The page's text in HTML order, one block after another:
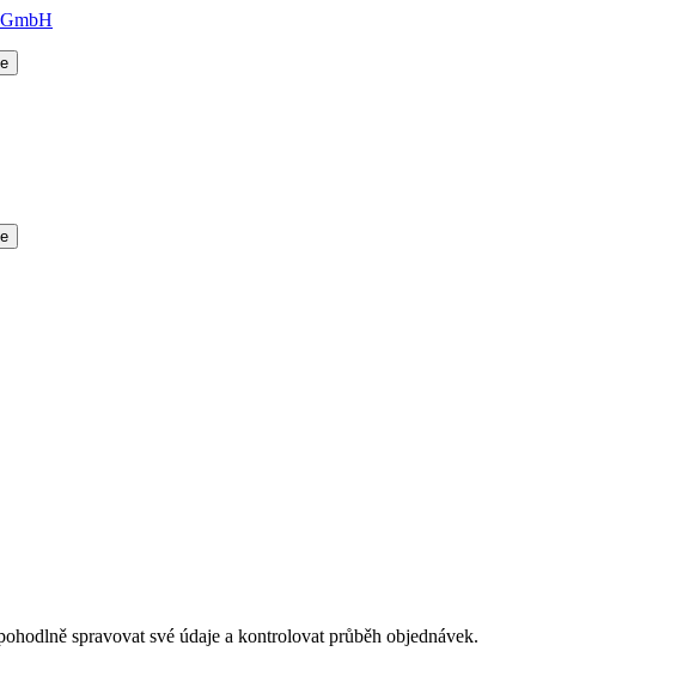
spravovat své údaje a kontrolovat průběh objednávek.